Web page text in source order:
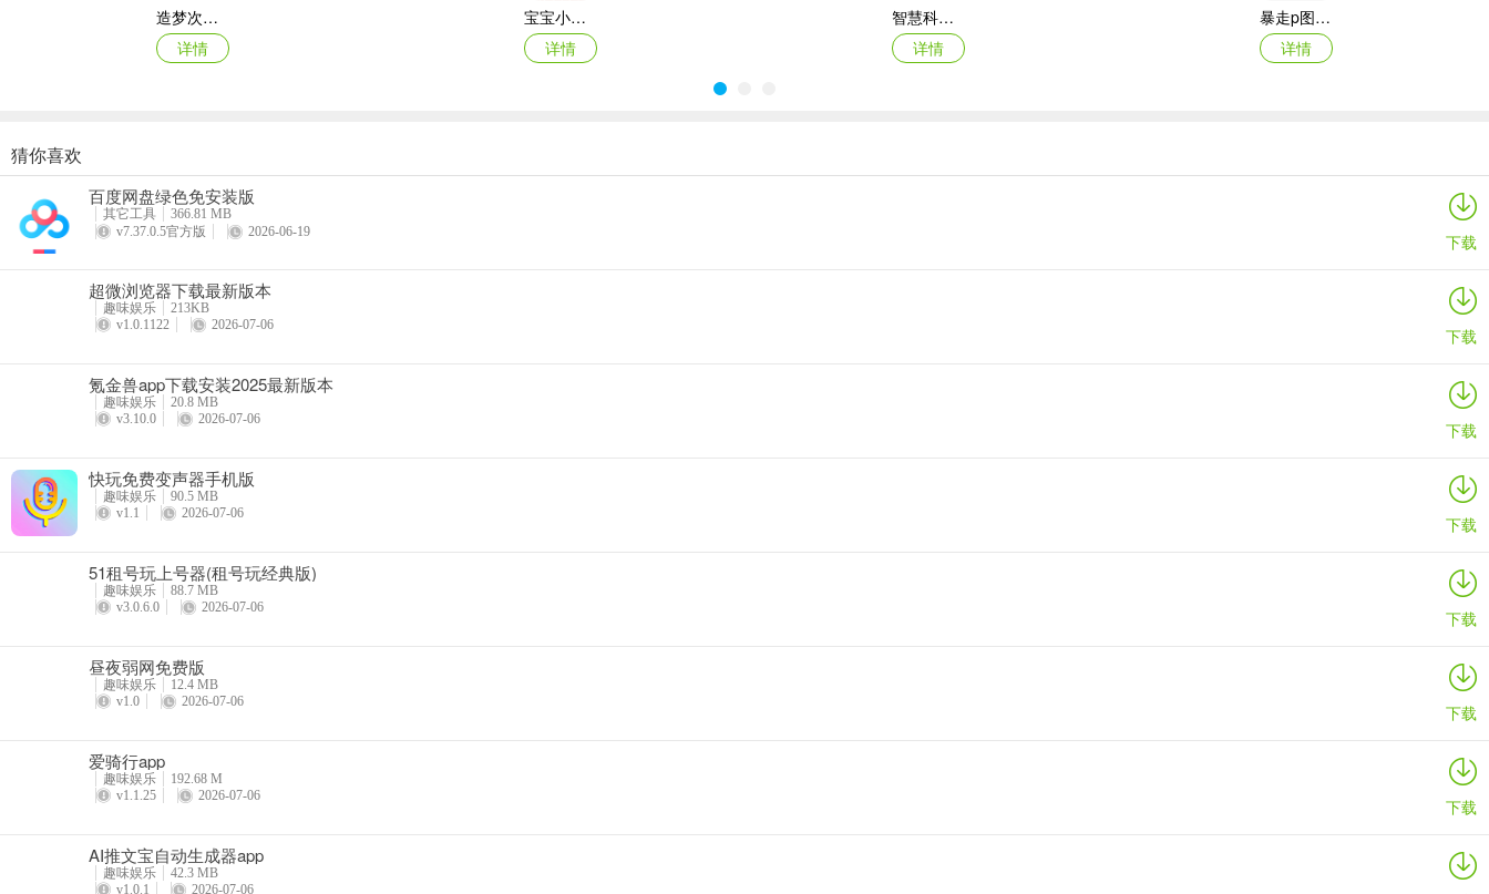
造梦次元破解版
详情
宝宝小当家
详情
智慧科技平台
详情
暴走p图手机版
详情
撞球帝软件官方版
详情
海心健康 VA最新安卓版
小综咖app最新版
海e行2026最新版本
猜你喜欢
百度网盘绿色免安装版
其它工具
366.81 MB
v7.37.0.5官方版
2026-06-19 下载
超微浏览器下载最新版本
趣味娱乐
213KB
v1.0.1122
2026-07-06 下载
氪金兽app下载安装2025最新版本
趣味娱乐
20.8 MB
v3.10.0
2026-07-06 下载
快玩免费变声器手机版
趣味娱乐
90.5 MB
v1.1
2026-07-06 下载
51租号玩上号器(租号玩经典版)
趣味娱乐
88.7 MB
v3.0.6.0
2026-07-06 下载
昼夜弱网免费版
趣味娱乐
12.4 MB
v1.0
2026-07-06 下载
爱骑行app
趣味娱乐
192.68 M
v1.1.25
2026-07-06 下载
AI推文宝自动生成器app
趣味娱乐
42.3 MB
v1.0.1
2026-07-06